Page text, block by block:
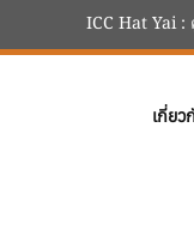
ICC Hat Yai :
เกี่ยว